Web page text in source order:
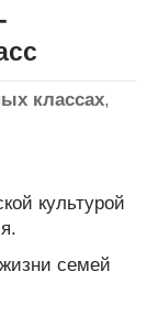
классах,
культурой
семей